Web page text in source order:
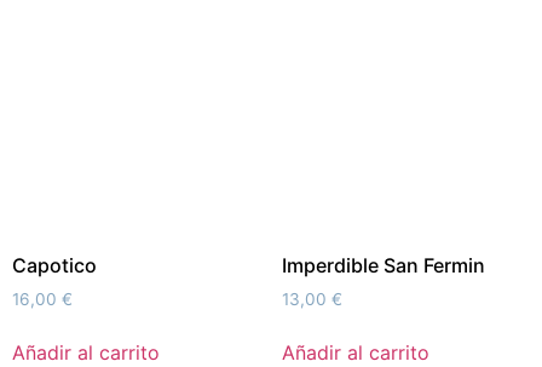
Capotico
16,00 €
Añadir al carrito
Imperdible San Fermin
13,00 €
Añadir al carrito